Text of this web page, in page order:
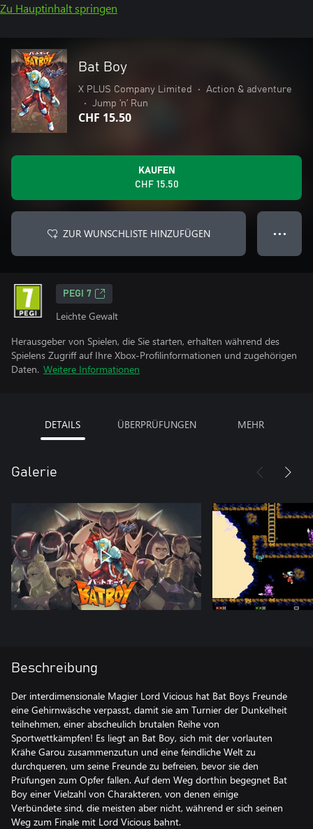
Zu Hauptinhalt springen
Bat Boy
X PLUS Company Limited •
Action & adventure
•
Jump ’n’ Run
CHF 15.50
KAUFEN
CHF 15.50
ZUR WUNSCHLISTE HINZUFÜGEN ● ● ●
PEGI 7
Leichte Gewalt
Herausgeber von Spielen, die Sie starten, erhalten während des
Spielens Zugriff auf Ihre Xbox-Profilinformationen und zugehörigen
Daten. Weitere Informationen
DETAILS ÜBERPRÜFUNGEN MEHR
Galerie
Beschreibung
Der interdimensionale Magier Lord Vicious hat Bat Boys Freunde
eine Gehirnwäsche verpasst, damit sie am Turnier der Dunkelheit
teilnehmen, einer abscheulich brutalen Reihe von
Sportwettkämpfen! Es liegt an Bat Boy, sich mit der vorlauten
Krähe Garou zusammenzutun und eine feindliche Welt zu
durchqueren, um seine Freunde zu befreien, bevor sie den
Prüfungen zum Opfer fallen. Auf dem Weg dorthin begegnet Bat
Boy einer Vielzahl von Charakteren, von denen einige
Verbündete sind, die meisten aber nicht, während er sich seinen
Weg zum Finale mit Lord Vicious bahnt.